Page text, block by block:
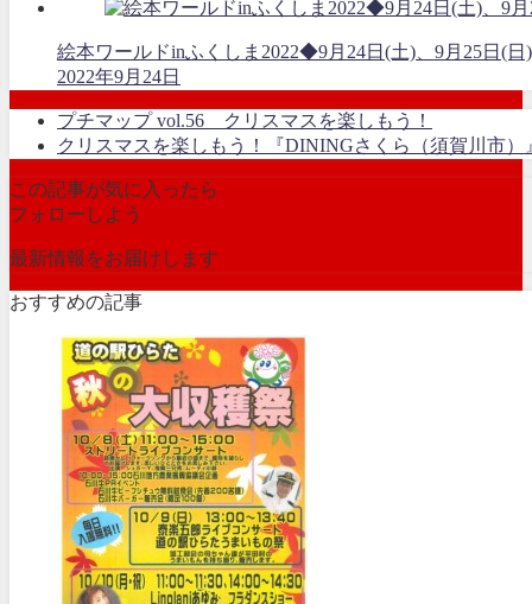
絵本ワールドinふくしま2022◆9月24日(土)、9月25日(日)
2022年9月24日
プチマップ vol.56 クリスマスを楽しもう！
クリスマスを楽しもう！『DININGさくら（須賀川市）
この記事が気に入ったら
フォローしよう
最新情報をお届けします
おすすめの記事